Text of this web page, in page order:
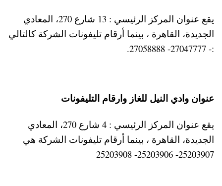
يقع عنوان المركز الرئيسي : 13 شارع 270، المعادي
الجديدة، القاهرة ، بينما أرقام تليفونات الشركة كالتالي
:- 27047777- 27058888.
عنوان وادي النيل للغاز وارقام التليفونات
يقع عنوان المركز الرئيسي : 4 شارع 270، المعادي
الجديدة، القاهرة ، بينما أرقام تليفونات الشركة هي
25203907- 25203906- 25203908